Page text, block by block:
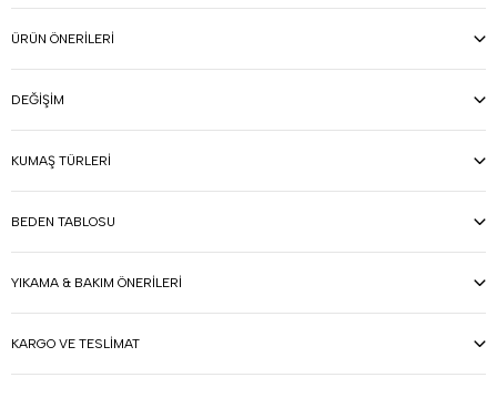
ÜRÜN ÖNERILERI
DEĞIŞIM
KUMAŞ TÜRLERI
BEDEN TABLOSU
YIKAMA & BAKIM ÖNERILERI
KARGO VE TESLIMAT